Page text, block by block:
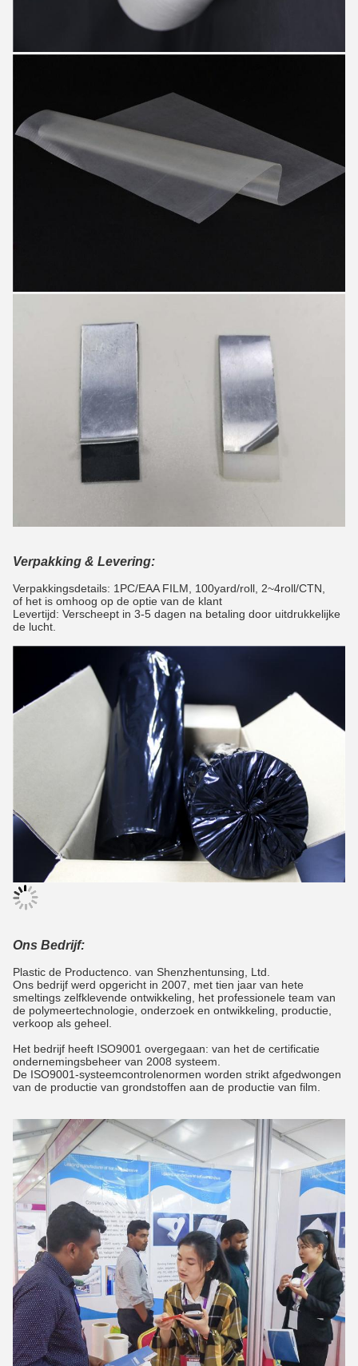
Verpakking & Levering:
Verpakkingsdetails: 1PC/EAA FILM, 100yard/roll, 2~4roll/CTN,
of het is omhoog op de optie van de klant
Levertijd: Verscheept in 3-5 dagen na betaling door uitdrukkelijke
de lucht.
Ons Bedrijf:
Plastic de Productenco. van Shenzhentunsing, Ltd.
Ons bedrijf werd opgericht in 2007, met tien jaar van hete
smeltings zelfklevende ontwikkeling, het professionele team van
de polymeertechnologie, onderzoek en ontwikkeling, productie,
verkoop als geheel.
Het bedrijf heeft ISO9001 overgegaan: van het de certificatie
ondernemingsbeheer van 2008 systeem.
De ISO9001-systeemcontrolenormen worden strikt afgedwongen
van de productie van grondstoffen aan de productie van film.